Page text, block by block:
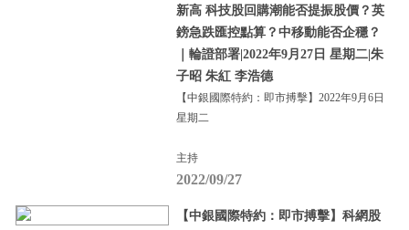
新高 科技股回購潮能否提振股價？英
鎊急跌匯控點算？中移動能否企穩？
｜輪證部署|2022年9月27日 星期二|朱
子昭 朱紅 李浩德
【中銀國際特約：即市搏擊】2022年9月6日
星期二
主持
2022/09/27
【中銀國際特約：即市搏擊】科網股